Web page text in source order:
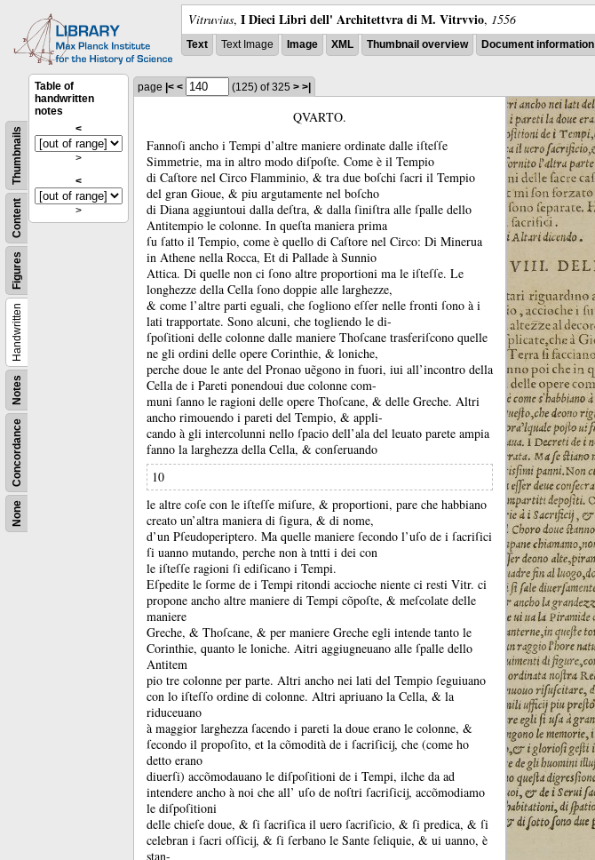
Vitruvius, I Dieci Libri dell' Architettvra di M. Vitrvvio, 1556
Text Text Image Image XML Thumbnail overview Document information
None
Concordance
Notes
Handwritten
Figures
Content
Thumbnails
Table of
handwritten
notes
<
>
<
>
page |< < (125) of 325 > >|
QVARTO.
Fannoſi ancho i Tempi d’altre maniere ordinate dalle iſteſſe
Simmetrie, ma in altro modo diſpoſte. Come è il Tempio
di Caſtore nel Circo Flamminio, & tra due boſchi ſacri il Tempio
del gran Gioue, & piu argutamente nel boſcho
di Diana aggiuntoui dalla deſtra, & dalla ſiniſtra alle ſpalle dello
Antitempio le colonne. In queſta maniera prima
ſu ſatto il Tempio, come è quello di Caſtore nel Circo: Di Minerua
in Athene nella Rocca, Et di Pallade à Sunnio
Attica. Di quelle non ci ſono altre proportioni ma le iſteſſe. Le
longhezze della Cella ſono doppie alle larghezze,
& come l’altre parti eguali, che ſogliono eſſer nelle fronti ſono à i
lati trapportate. Sono alcuni, che togliendo le di-
ſpoſitioni delle colonne dalle maniere Thoſcane trasferiſcono quelle
ne gli ordini delle opere Corinthie, & loniche,
perche doue le ante del Pronao uẽgono in fuori, iui all’incontro della
Cella de i Pareti ponendoui due colonne com-
muni ſanno le ragioni delle opere Thoſcane, & delle Greche. Altri
ancho rimouendo i pareti del Tempio, & appli-
cando à gli intercolunni nello ſpacio dell’ala del leuato parete ampia
fanno la larghezza della Cella, & conſeruando
10
le altre coſe con le iſteſſe miſure, & proportioni, pare che habbiano
creato un’altra maniera di ſigura, & di nome,
d’un Pſeudoperiptero. Ma quelle maniere ſecondo l’uſo de i ſacriſici
ſi uanno mutando, perche non à tntti i dei con
le iſteſſe ragioni ſi ediſicano i Tempi.
Eſpedite le ſorme de i Tempi ritondi accioche niente ci resti Vitr. ci
propone ancho altre maniere di Tempi cõpoſte, & meſcolate delle
maniere
Greche, & Thoſcane, & per maniere Greche egli intende tanto le
Corinthie, quanto le loniche. Aitri aggiugneuano alle ſpalle dello
Antitem
pio tre colonne per parte. Altri ancho nei lati del Tempio ſeguiuano
con lo iſteſſo ordine di colonne. Altri apriuano la Cella, & la
riduceuano
à maggior larghezza ſacendo i pareti la doue erano le colonne, &
ſecondo il propoſito, et la cõmodità de i ſacriſicĳ, che (come ho
detto erano
diuerſi) accõmodauano le diſpoſitioni de i Tempi, ilche da ad
intendere ancho à noi che all’ uſo de noſtri ſacriſicĳ, accõmodiamo
le diſpoſitioni
delle chieſe doue, & ſi ſacriſica il uero ſacriſicio, & ſi predica, & ſi
celebran i ſacri oſſicĳ, & ſi ſerbano le Sante ſeliquie, & ui uanno, è
stan-